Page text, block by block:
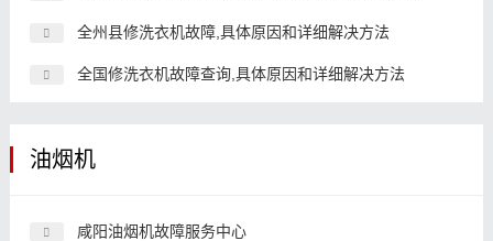
全州县修洗衣机故障,具体原因和详细解决方法
全国修洗衣机故障查询,具体原因和详细解决方法
油烟机
咸阳油烟机故障服务中心